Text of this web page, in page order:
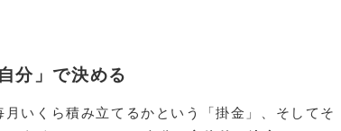
分」で決める
いくら積み立てるかという「掛金」、そしてそ